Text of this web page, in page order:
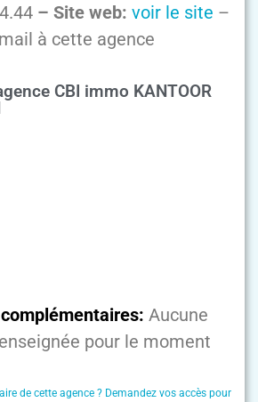
– Site web: voir le site –
à cette agence
CBI immo KANTOOR
Aucune
pour le moment
de cette agence ? Demandez vos accès pour